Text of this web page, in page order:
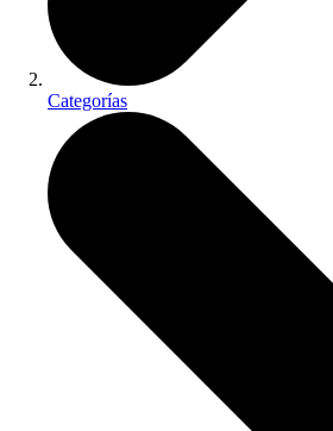
Categorías